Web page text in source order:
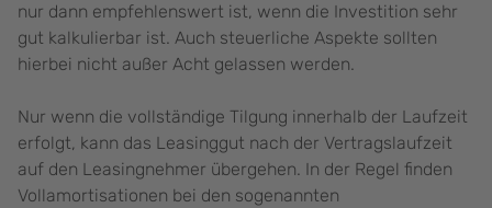
nur dann empfehlenswert ist, wenn die Investition sehr
gut kalkulierbar ist. Auch steuerliche Aspekte sollten
hierbei nicht außer Acht gelassen werden.
Nur wenn die vollständige Tilgung innerhalb der Laufzeit
erfolgt, kann das Leasinggut nach der Vertragslaufzeit
auf den Leasingnehmer übergehen. In der Regel finden
Vollamortisationen bei den sogenannten